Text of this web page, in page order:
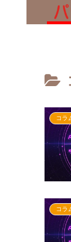
コラ
コラ